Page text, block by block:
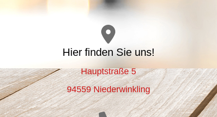
Hier finden Sie uns!
Hauptstraße 5
94559 Niederwinkling